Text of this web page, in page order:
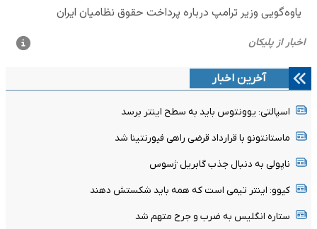
آخرین اخبار
اسپالتی: یوونتوس باید به سطح اینتر برسد
ماستانتونو با قرارداد قرضی راهی فیورنتینا شد
ناپولی به دنبال جذب گابریل ژسوس
کیوو: اینتر تیمی است که همه باید شکستش دهند
ستاره انگلیس به ضرب و جرح متهم شد